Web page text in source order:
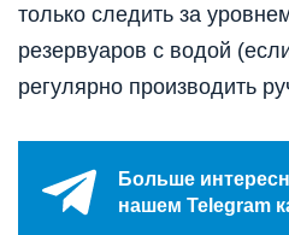
только следить за
резервуаров с водой
регулярно производить
Больше
нашем Telegram